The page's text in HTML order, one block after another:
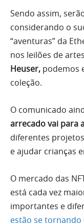
Sendo assim,
considerando o
“aventuras” da
nos leilões de
Heuser, podemos
coleção.
O comunicado
arrecado vai para
diferentes
e ajudar crianças
O mercado das
está cada vez
importantes e
estão se